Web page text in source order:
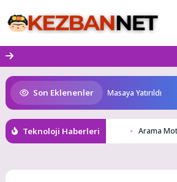
to
content
Son Eklenenler
ve Yatırım Potansiyeli Masaya Yatırıldı
Teknoloji Haberleri Arama